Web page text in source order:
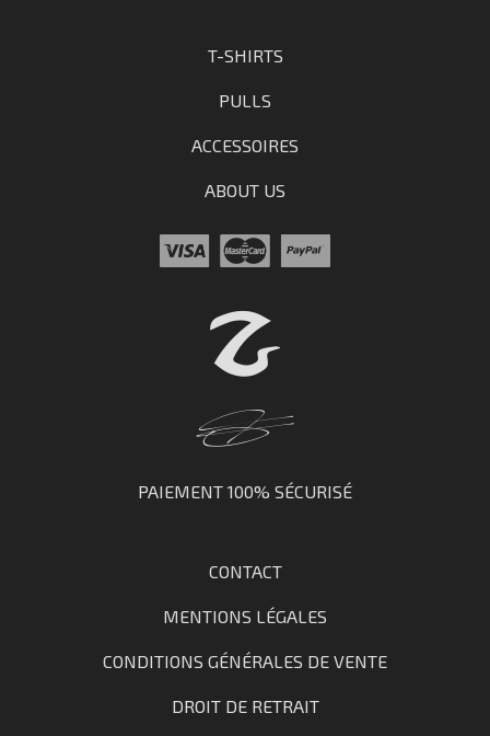
T-SHIRTS
PULLS
ACCESSOIRES
ABOUT US
PAIEMENT 100% SÉCURISÉ
CONTACT
MENTIONS LÉGALES
CONDITIONS GÉNÉRALES DE VENTE
DROIT DE RETRAIT